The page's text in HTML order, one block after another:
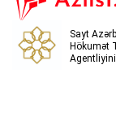
Sayt
Hökumət